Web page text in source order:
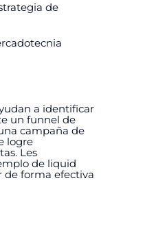
de
a identificar
un funnel de
campaña de
logre
Les
de liquid
de forma efectiva